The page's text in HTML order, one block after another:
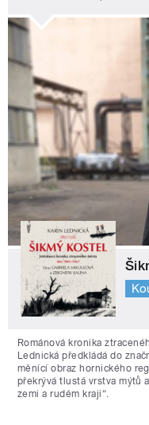
Románová kronika
Lednická předkládá do
měnící obraz hornického
překrývá tlustá vrstva mýtů
zemi a rudém kraji“.